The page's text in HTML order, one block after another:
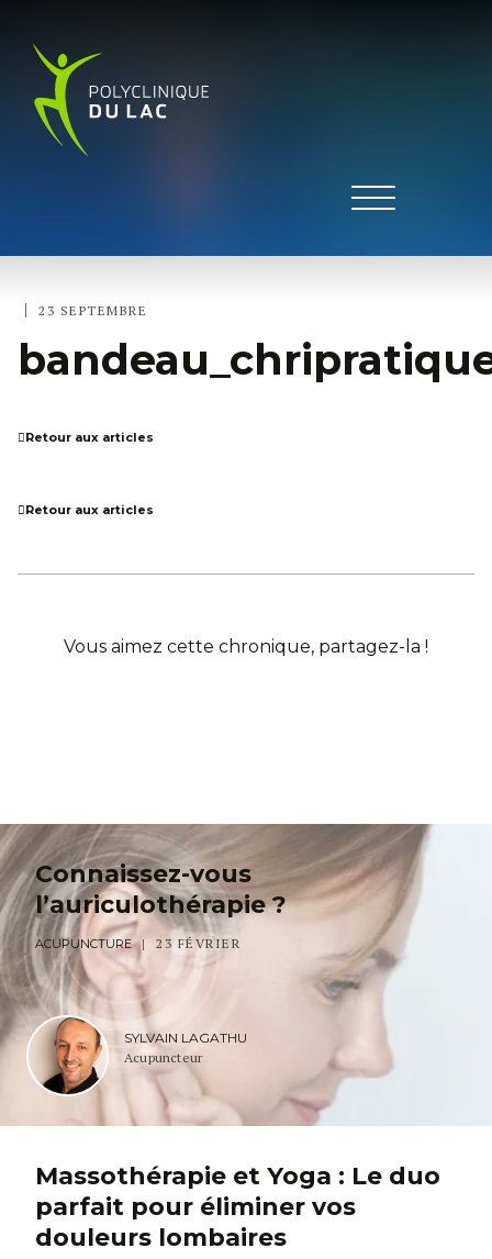
| 23 SEPTEMBRE
Retour aux articles
Retour aux articles
Vous aimez cette chronique, partagez-la !
Connaissez-vous
l’auriculothérapie ?
ACUPUNCTURE 23 FÉVRIER
SYLVAIN LAGATHU
Acupuncteur
Massothérapie et Yoga : Le duo
parfait pour éliminer vos
douleurs lombaires